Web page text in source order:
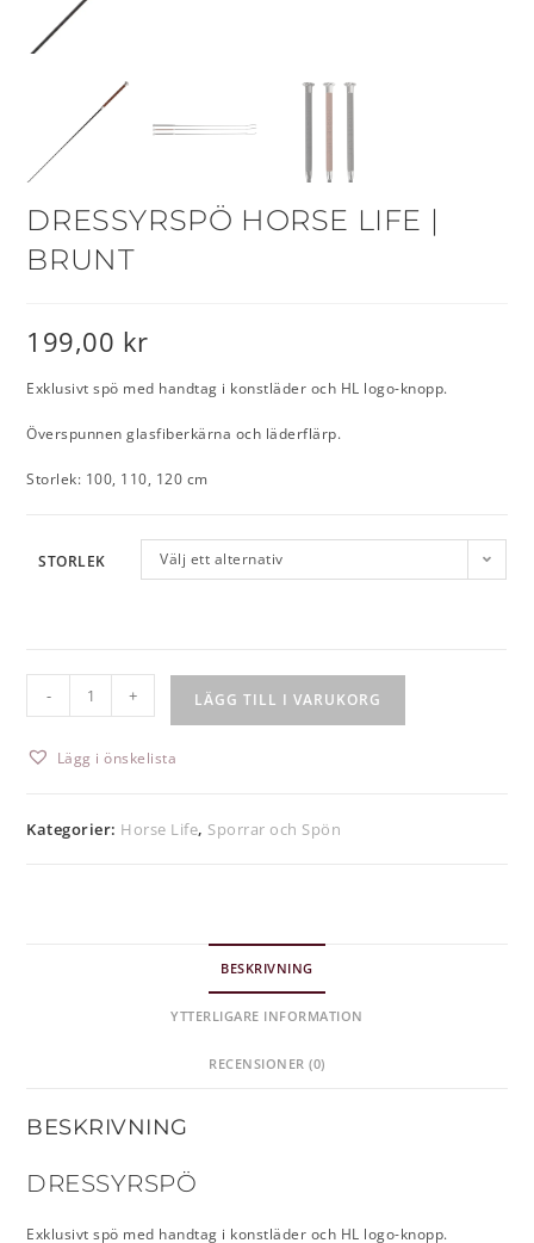
DRESSYRSPÖ HORSE LIFE |
BRUNT
199,00 kr
Exklusivt spö med handtag i konstläder och HL logo-knopp.
Överspunnen glasfiberkärna och läderflärp.
Storlek: 100, 110, 120 cm
STORLEK Välj ett alternativ
- + LÄGG TILL I VARUKORG
Lägg i önskelista
Kategorier: Horse Life, Sporrar och Spön
BESKRIVNING
YTTERLIGARE INFORMATION
RECENSIONER (0)
BESKRIVNING
DRESSYRSPÖ
Exklusivt spö med handtag i konstläder och HL logo-knopp.